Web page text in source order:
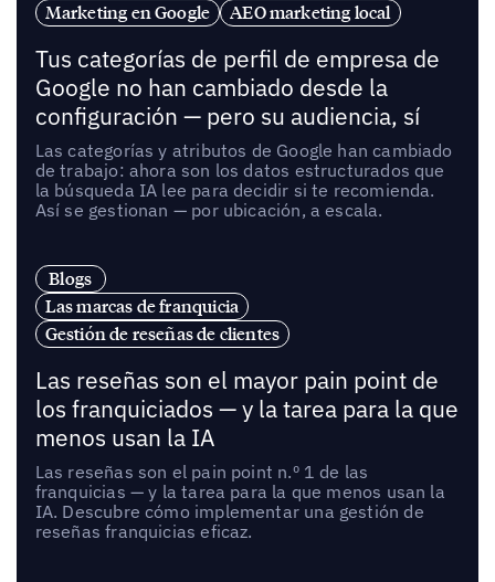
Marketing en Google
AEO marketing local
Tus categorías de perfil de empresa de
Google no han cambiado desde la
configuración — pero su audiencia, sí
Las categorías y atributos de Google han cambiado
de trabajo: ahora son los datos estructurados que
la búsqueda IA lee para decidir si te recomienda.
Así se gestionan — por ubicación, a escala.
Blogs
Las marcas de franquicia
Gestión de reseñas de clientes
Las reseñas son el mayor pain point de
los franquiciados — y la tarea para la que
menos usan la IA
Las reseñas son el pain point n.º 1 de las
franquicias — y la tarea para la que menos usan la
IA. Descubre cómo implementar una gestión de
reseñas franquicias eficaz.